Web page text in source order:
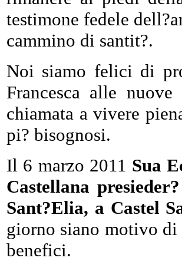
testimone fedele
cammino di santit?.
Noi siamo felici di
Francesca alle
chiamata a vivere
pi? bisognosi.
Il 6 marzo 2011 Sua
Castellana
Sant?Elia, a Castel
giorno siano motivo
benefici.